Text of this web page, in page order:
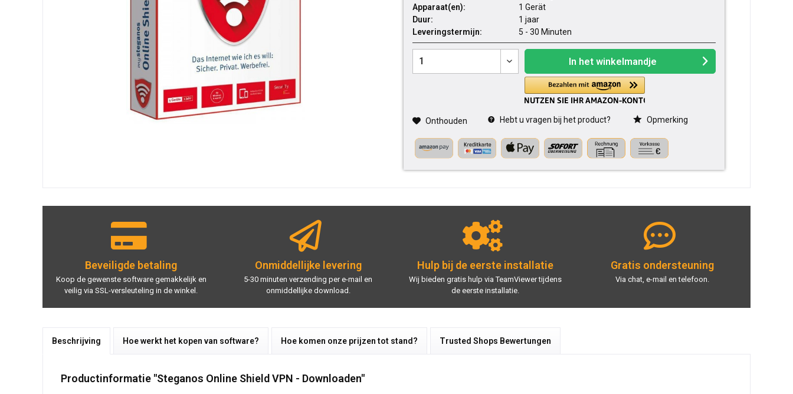
Apparaat(en):
1 Gerät
Duur:
1 jaar
Leveringstermijn:
5 - 30 Minuten
In het winkelmandje
Onthouden Hebt u vragen bij het product? Opmerking
Beveiligde betaling
Koop de gewenste software gemakkelijk en
veilig via SSL-versleuteling in de winkel.
Onmiddellijke levering
5-30 minuten verzending per e-mail en
onmiddellijke download.
Hulp bij de eerste installatie
Wij bieden gratis hulp via TeamViewer tijdens
de eerste installatie.
Gratis ondersteuning
Via chat, e-mail en telefoon.
Beschrijving Hoe werkt het kopen van software? Hoe komen onze prijzen tot stand? Trusted Shops Bewertungen
Productinformatie "Steganos Online Shield VPN - Downloaden"